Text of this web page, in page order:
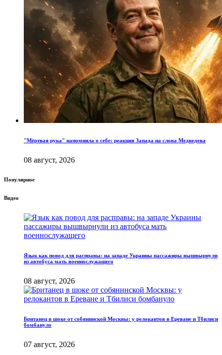
"Мёртвая рука" напомнила о себе: реакция Запада на слова Медведева
08 август, 2026
Популярное
Видео
Язык как повод для расправы: на западе Украины пассажиры вышвырнули
из автобуса мать военнослужащего
08 август, 2026
Британец в шоке от собянинской Москвы: у релокантов в Ереване и Тбилиси
бомбануло
07 август, 2026